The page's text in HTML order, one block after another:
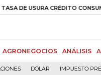
USURA CRÉDITO CONSUMO
AGRONEGOCIOS ANÁLISIS
DÓLAR IMPUESTO